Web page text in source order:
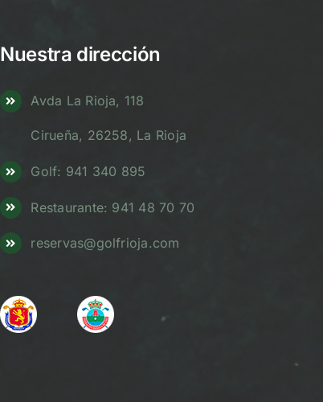
Nuestra dirección
Avda La Rioja, 118
Cirueña, 26258, La Rioja
Golf: 941 340 895
Restaurante: 941 48 70 70
reservas@golfrioja.com